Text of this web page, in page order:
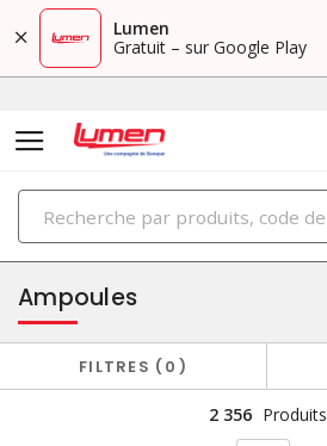
Lumen
Gratuit – sur Google Play
PRODUITS
éclairage
Ampoules
FILTRES 0
2 356 Produits